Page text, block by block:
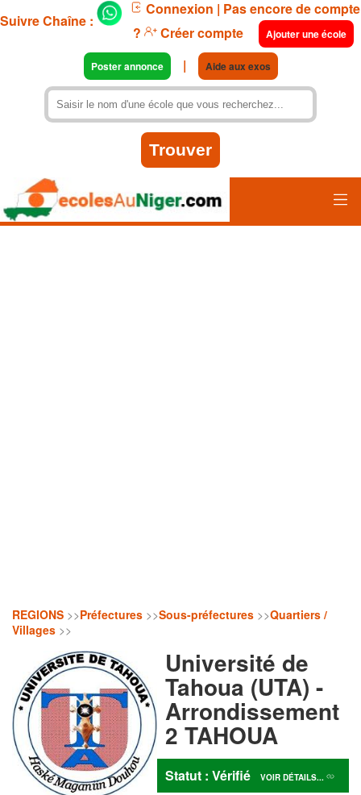
Suivre Chaîne :
Connexion | Pas encore de compte
?
Créer compte Ajouter une école
Poster annonce | Aide aux exos
REGIONS >>Préfectures >>Sous-préfectures >>Quartiers /
Villages >>
Université de
Tahoua (UTA) -
Arrondissement
2 TAHOUA
Statut : Vérifié VOIR DÉTAILS...